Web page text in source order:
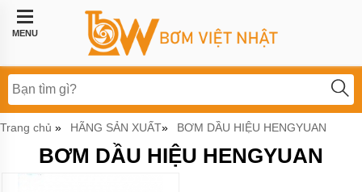
MENU
Trang
chủ
công
nghiệp
thực
phẩm
BƠM
Trang chủ » HÃNG SẢN XUẤT» BƠM DẦU HIỆU HENGYUAN
BƠM DẦU HIỆU HENGYUAN